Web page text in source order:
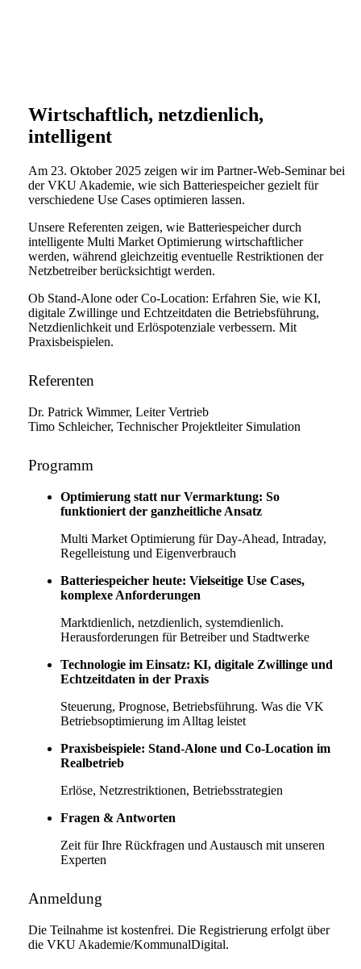
Wirtschaftlich, netzdienlich,
intelligent
Am 23. Oktober 2025 zeigen wir im Partner-Web-Seminar bei
der VKU Akademie, wie sich Batteriespeicher gezielt für
verschiedene Use Cases optimieren lassen.
Unsere Referenten zeigen, wie Batteriespeicher durch
intelligente Multi Market Optimierung wirtschaftlicher
werden, während gleichzeitig eventuelle Restriktionen der
Netzbetreiber berücksichtigt werden.
Ob Stand-Alone oder Co-Location: Erfahren Sie, wie KI,
digitale Zwillinge und Echtzeitdaten die Betriebsführung,
Netzdienlichkeit und Erlöspotenziale verbessern. Mit
Praxisbeispielen.
Referenten
Dr. Patrick Wimmer, Leiter Vertrieb
Timo Schleicher, Technischer Projektleiter Simulation
Programm
Optimierung statt nur Vermarktung: So
funktioniert der ganzheitliche Ansatz
Multi Market Optimierung für Day-Ahead, Intraday,
Regelleistung und Eigenverbrauch
Batteriespeicher heute: Vielseitige Use Cases,
komplexe Anforderungen
Marktdienlich, netzdienlich, systemdienlich.
Herausforderungen für Betreiber und Stadtwerke
Technologie im Einsatz: KI, digitale Zwillinge und
Echtzeitdaten in der Praxis
Steuerung, Prognose, Betriebsführung. Was die VK
Betriebsoptimierung im Alltag leistet
Praxisbeispiele: Stand-Alone und Co-Location im
Realbetrieb
Erlöse, Netzrestriktionen, Betriebsstrategien
Fragen & Antworten
Zeit für Ihre Rückfragen und Austausch mit unseren
Experten
Anmeldung
Die Teilnahme ist kostenfrei. Die Registrierung erfolgt über
die VKU Akademie/KommunalDigital.